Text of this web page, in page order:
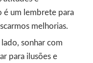
é um lembrete para
melhorias.
sonhar com
para ilusões e